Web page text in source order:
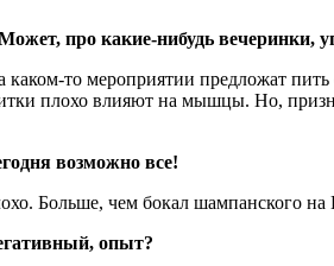
про какие-нибудь вечеринки,
каком-то мероприятии предложат
плохо влияют на мышцы. Но,
возможно все!
Больше, чем бокал шампанского
опыт?